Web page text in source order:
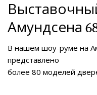
Амундсена
В нашем шоу-руме на
представлено
более 80 моделей